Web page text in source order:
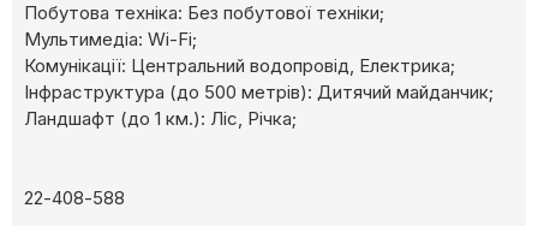
Побутова техніка: Без побутової техніки;
Мультимедіа: Wi-Fi;
Комунікації: Центральний водопровід, Електрика;
Інфраструктура (до 500 метрів): Дитячий майданчик;
Ландшафт (до 1 км.): Ліс, Річка;
22-408-588